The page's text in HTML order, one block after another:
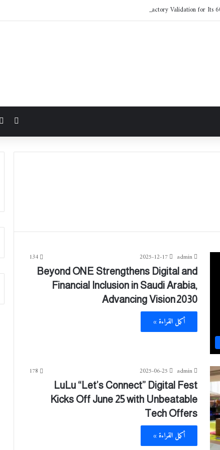
LG Electronics Earns NVIDIA AI Factory Validation for Its
admin
2025-12-17
134
Beyond ONE Strengthens Digital and
Financial Inclusion in Saudi Arabia,
Advancing Vision 2030
أكمل القراءة »
admin
2025-06-25
178
LuLu “Let’s Connect” Digital Fest
Kicks Off June 25 with Unbeatable
Tech Offers
أكمل القراءة »